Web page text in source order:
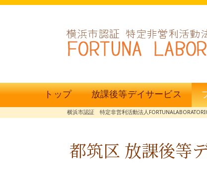
トップ 放課後等デイサービス
横浜市認証 特定非営利活動法人
都筑区 放課後